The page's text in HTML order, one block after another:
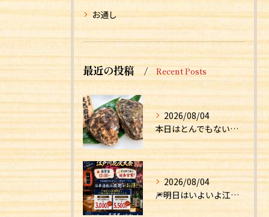
お通し
最近の投稿 Recent Posts
2026/08/04
本日はとんでもない食材が入荷しました！！
2026/08/04
🎆明日はいよいよ江戸川花火大会！🎆